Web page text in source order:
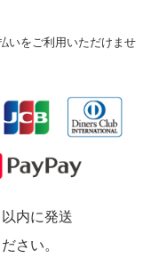
いをご利用いただけませ
内に発送
さい。